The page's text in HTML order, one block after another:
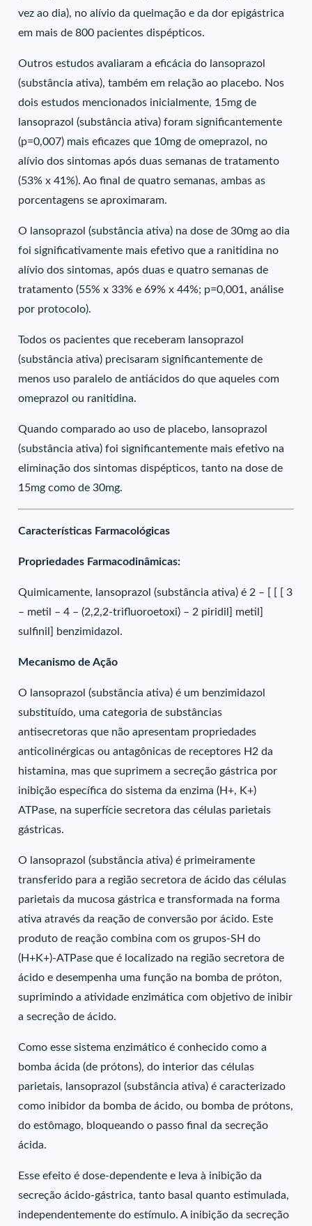
vez ao dia), no alívio da queimação e da dor epigástrica
em mais de 800 pacientes dispépticos.
Outros estudos avaliaram a eficácia do lansoprazol
(substância ativa), também em relação ao placebo. Nos
dois estudos mencionados inicialmente, 15mg de
lansoprazol (substância ativa) foram significantemente
(p=0,007) mais eficazes que 10mg de omeprazol, no
alívio dos sintomas após duas semanas de tratamento
(53% x 41%). Ao final de quatro semanas, ambas as
porcentagens se aproximaram.
O lansoprazol (substância ativa) na dose de 30mg ao dia
foi significativamente mais efetivo que a ranitidina no
alívio dos sintomas, após duas e quatro semanas de
tratamento (55% x 33% e 69% x 44%; p=0,001, análise
por protocolo).
Todos os pacientes que receberam lansoprazol
(substância ativa) precisaram significantemente de
menos uso paralelo de antiácidos do que aqueles com
omeprazol ou ranitidina.
Quando comparado ao uso de placebo, lansoprazol
(substância ativa) foi significantemente mais efetivo na
eliminação dos sintomas dispépticos, tanto na dose de
15mg como de 30mg.
Características Farmacológicas
Propriedades Farmacodinâmicas:
Quimicamente, lansoprazol (substância ativa) é 2 – [ [ [ 3
– metil – 4 – (2,2,2-trifluoroetoxi) – 2 piridil] metil]
sulfinil] benzimidazol.
Mecanismo de Ação
O lansoprazol (substância ativa) é um benzimidazol
substituído, uma categoria de substâncias
antisecretoras que não apresentam propriedades
anticolinérgicas ou antagônicas de receptores H2 da
histamina, mas que suprimem a secreção gástrica por
inibição específica do sistema da enzima (H+, K+)
ATPase, na superfície secretora das células parietais
gástricas.
O lansoprazol (substância ativa) é primeiramente
transferido para a região secretora de ácido das células
parietais da mucosa gástrica e transformada na forma
ativa através da reação de conversão por ácido. Este
produto de reação combina com os grupos-SH do
(H+K+)-ATPase que é localizado na região secretora de
ácido e desempenha uma função na bomba de próton,
suprimindo a atividade enzimática com objetivo de inibir
a secreção de ácido.
Como esse sistema enzimático é conhecido como a
bomba ácida (de prótons), do interior das células
parietais, lansoprazol (substância ativa) é caracterizado
como inibidor da bomba de ácido, ou bomba de prótons,
do estômago, bloqueando o passo final da secreção
ácida.
Esse efeito é dose-dependente e leva à inibição da
secreção ácido-gástrica, tanto basal quanto estimulada,
independentemente do estímulo. A inibição da secreção